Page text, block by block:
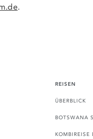
.
REISEN
ÜBERBLICK
BOTSWANA